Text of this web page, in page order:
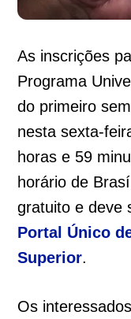
As inscrições
Programa
do primeiro
nesta sexta-
horas e 59
horário de
gratuito e deve
Portal Único
Superior.
Os